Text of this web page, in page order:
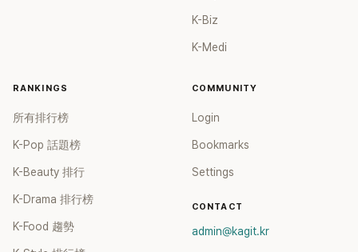
K-Biz
K-Medi
RANKINGS
所有排行榜
K-Pop 話題榜
K-Beauty 排行
K-Drama 排行榜
K-Food 趨勢
COMMUNITY
Login
Bookmarks
Settings
CONTACT
admin@kagit.kr